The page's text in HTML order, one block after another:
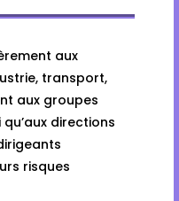
aux
transport,
aux groupes
directions
risques